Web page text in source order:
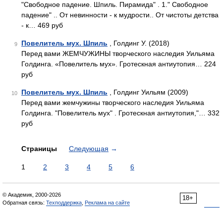
"Свободное падение. Шпиль. Пирамида" . 1." Свободное
падение" .. От невинности - к мудрости.. От чистоты детства
- к… 469 руб
9 Повелитель мух. Шпиль , Голдинг У. (2018)
Перед вами ЖЕМЧУЖИНЫ творческого наследия Уильяма
Голдинга. «Повелитель мух». Гротескная антиутопия… 224
руб
10 Повелитель мух. Шпиль , Голдинг Уильям (2009)
Перед вами жемчужины творческого наследия Уильяма
Голдинга. "Повелитель мух" . Гротескная антиутопия,"… 332
руб
Страницы Следующая →
1 2 3 4 5 6
18+
© Академик, 2000-2026
Обратная связь: Техподдержка Реклама на сайте